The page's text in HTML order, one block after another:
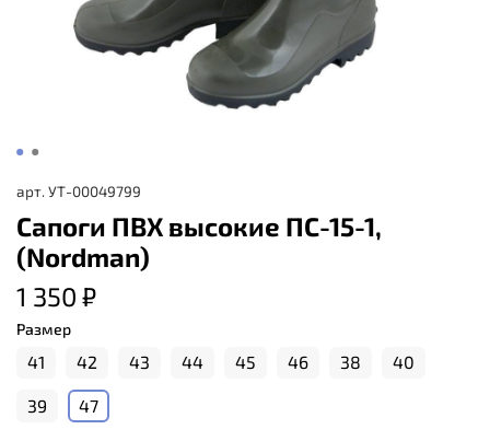
арт. УТ-00049799
Сапоги ПВХ высокие ПС-15-1,
(Nordman)
1 350 ₽
Размер
41 42 43 44 45 46 38 40
39 47